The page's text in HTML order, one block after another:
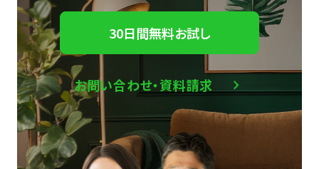
30日間無料お試し
お問い合わせ・資料請求